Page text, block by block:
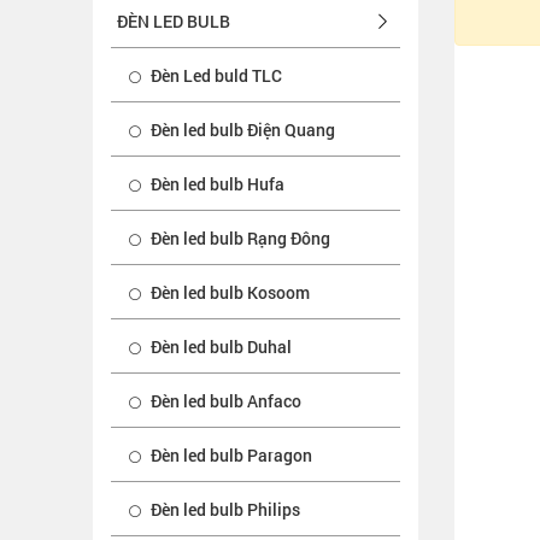
ĐÈN LED BULB
Đèn Led buld TLC
Đèn led bulb Điện Quang
Đèn led bulb Hufa
Đèn led bulb Rạng Đông
Đèn led bulb Kosoom
Đèn led bulb Duhal
Đèn led bulb Anfaco
Đèn led bulb Paragon
Đèn led bulb Philips